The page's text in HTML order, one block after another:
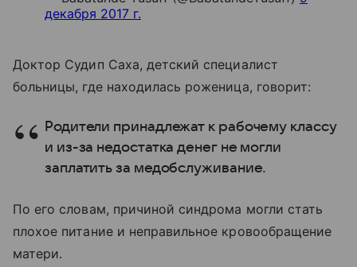
декабря 2017 г.
Доктор Судип Саха, детский специалист
больницы, где находилась роженица, говорит:
Родители принадлежат к рабочему классу
и из-за недостатка денег не могли
заплатить за медобслуживание.
По его словам, причиной синдрома могли стать
плохое питание и неправильное кровообращение
матери.